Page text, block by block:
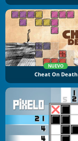
NUEVO
Cheat On Death